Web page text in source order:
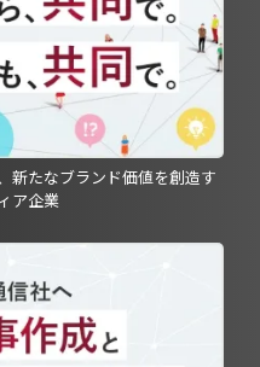
新たなブランド価値を創造す
ア企業